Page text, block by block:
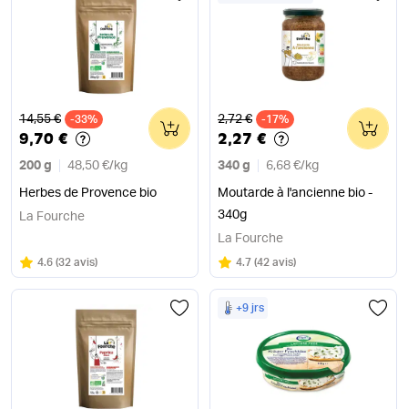
Ancien prix
14,55 € -33%
9,70 €
200 g 48,50 €/ kg
Herbes de Provence bio
0
La Fourche
Note
4.6 sur 5
(32 avis)
Ancien prix
2,72 € -17%
2,27 €
340 g 6,68 €/ kg
Moutarde à l'ancienne bio -
340g
0
La Fourche
Note
4.7 sur 5
(42 avis)
+9 jrs